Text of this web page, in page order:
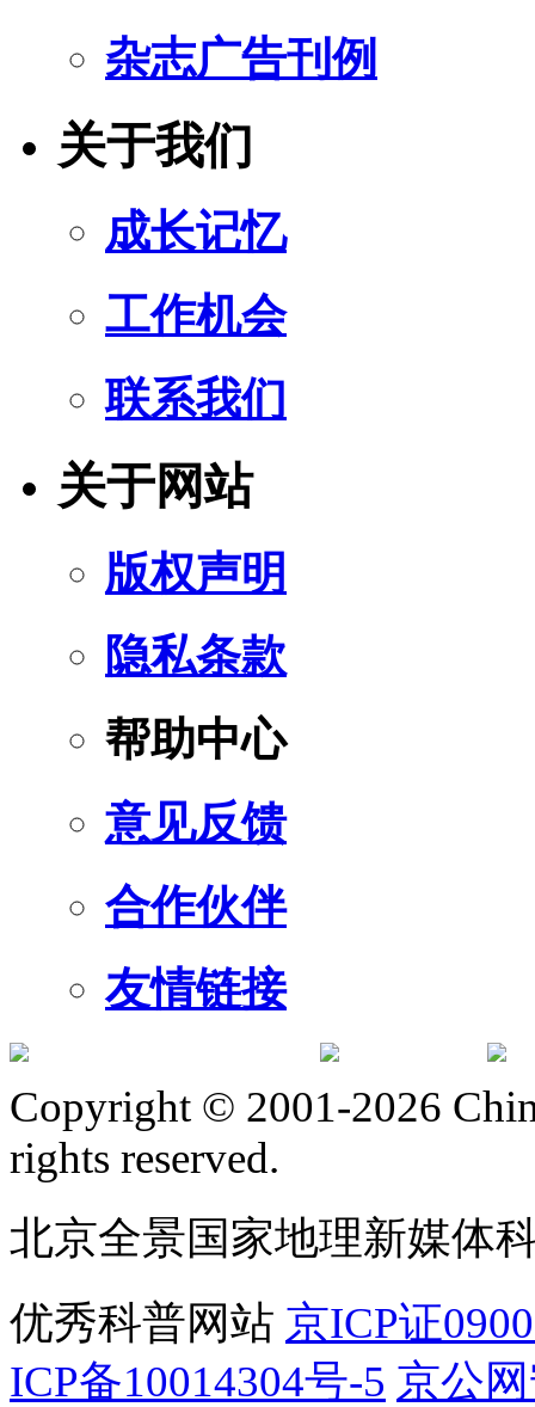
杂志广告刊例
关于我们
成长记忆
工作机会
联系我们
关于网站
版权声明
隐私条款
帮助中心
意见反馈
合作伙伴
友情链接
Copyright © 2001-2026
rights reserved.
北京全景国家地理新媒体
优秀科普网站 京ICP证
ICP备10014304号-5 京公